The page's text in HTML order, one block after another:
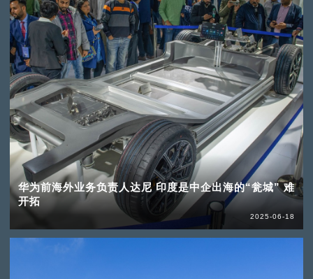
华为前海外业务负责人达尼 印度是中企出海的“瓮城” 难
开拓
2025-06-18